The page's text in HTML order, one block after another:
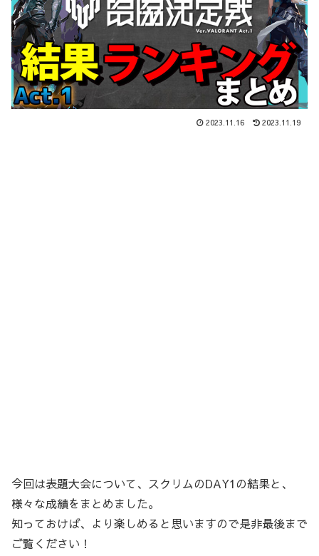
2023.11.16 2023.11.19
今回は表題大会について、スクリムのDAY1の結果と、
様々な成績をまとめました。
知っておけば、より楽しめると思いますので是非最後まで
ご覧ください！